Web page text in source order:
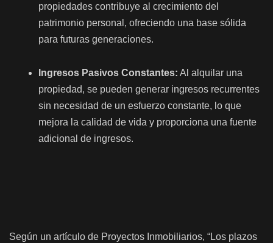
propiedades contribuye al crecimiento del
patrimonio personal, ofreciendo una base sólida
para futuras generaciones.
Ingresos Pasivos Constantes: Al alquilar una
propiedad, se pueden generar ingresos recurrentes
sin necesidad de un esfuerzo constante, lo que
mejora la calidad de vida y proporciona una fuente
adicional de ingresos.
Según un artículo de Proyectos Inmobiliarios, “Los plazos